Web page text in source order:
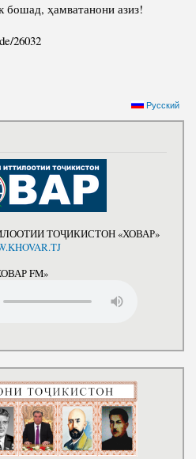
бошад, ҳамватанони азиз!
26032
Русский
ТОҶИКИСТОН «ХОВАР»
FM»